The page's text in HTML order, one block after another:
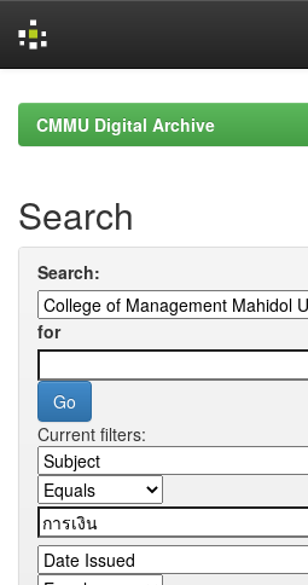
navigationCMMU Digital Archive
Search
Search:
for
Current filters: